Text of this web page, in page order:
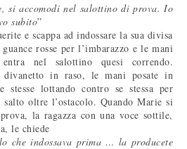
si accomodi nel salottino di prova. Io
subito”
e scappa ad indossare la sua divisa
rosse per l’imbarazzo e le mani
nel salottino quesi correndo.
divanetto in raso, le mani posate in
stesse lottando contro se stessa per
oltre l’ostacolo. Quando Marie si
la ragazza con una voce sottile,
le chiede
che indossava prima … la producete